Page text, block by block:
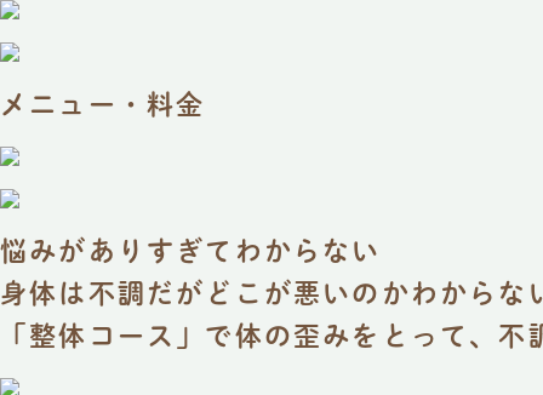
メニュー・料金
悩みがありすぎてわからない
身体は不調だがどこが悪いのかわからな
「整体コース」で体の歪みをとって、不